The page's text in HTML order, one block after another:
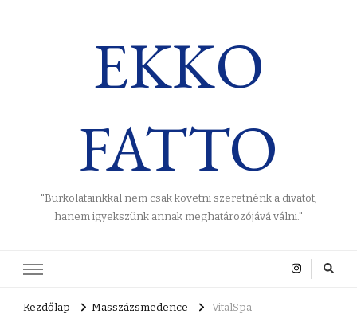
EKKO
FATTO
"Burkolatainkkal nem csak követni szeretnénk a divatot,
hanem igyekszünk annak meghatározójává válni."
Kezdőlap Masszázsmedence VitalSpa